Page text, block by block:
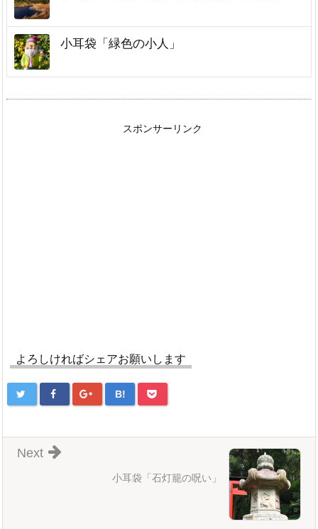
小耳袋「緑色の小人」
スポンサーリンク
よろしければシェアお願いします
B!
小耳袋「石灯籠の呪い」
Next